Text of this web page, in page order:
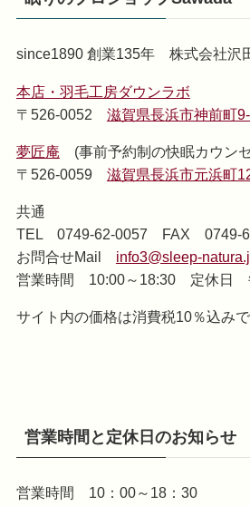
since1890 創業135年 株式会社沢
本店・羽毛工房ダウンラボ
〒526-0052 滋賀県長浜市神前町
夢匠庵 (事前予約制の快眠カウン
〒526-0059 滋賀県長浜市元浜町
共通
TEL 0749-62-0057 FAX 0749-
お問合せMail info3@sleep-
営業時間 10:00～18:30 定休日
サイト内の価格は消費税10％込み
営業時間と定休日のお知らせ
営業時間 10：00～18：30